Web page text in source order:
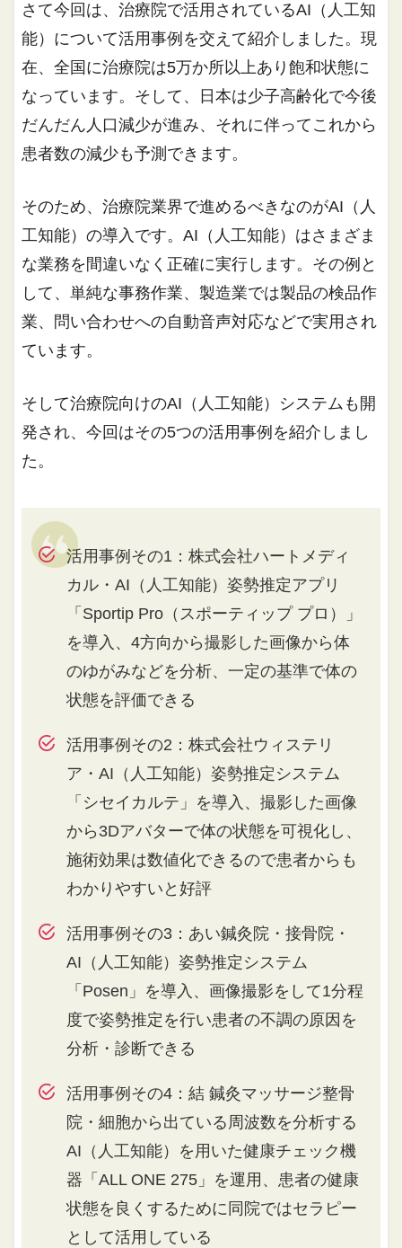
さて今回は、治療院で活用されているAI（人工知
能）について活用事例を交えて紹介しました。現
在、全国に治療院は5万か所以上あり飽和状態に
なっています。そして、日本は少子高齢化で今後
だんだん人口減少が進み、それに伴ってこれから
患者数の減少も予測できます。
そのため、治療院業界で進めるべきなのがAI（人
工知能）の導入です。AI（人工知能）はさまざま
な業務を間違いなく正確に実行します。その例と
して、単純な事務作業、製造業では製品の検品作
業、問い合わせへの自動音声対応などで実用され
ています。
そして治療院向けのAI（人工知能）システムも開
発され、今回はその5つの活用事例を紹介しまし
た。
活用事例その1：株式会社ハートメディ
カル・AI（人工知能）姿勢推定アプリ
「Sportip Pro（スポーティップ プロ）」
を導入、4方向から撮影した画像から体
のゆがみなどを分析、一定の基準で体の
状態を評価できる
活用事例その2：株式会社ウィステリ
ア・AI（人工知能）姿勢推定システム
「シセイカルテ」を導入、撮影した画像
から3Dアバターで体の状態を可視化し、
施術効果は数値化できるので患者からも
わかりやすいと好評
活用事例その3：あい鍼灸院・接骨院・
AI（人工知能）姿勢推定システム
「Posen」を導入、画像撮影をして1分程
度で姿勢推定を行い患者の不調の原因を
分析・診断できる
活用事例その4：結 鍼灸マッサージ整骨
院・細胞から出ている周波数を分析する
AI（人工知能）を用いた健康チェック機
器「ALL ONE 275」を運用、患者の健康
状態を良くするために同院ではセラピー
として活用している